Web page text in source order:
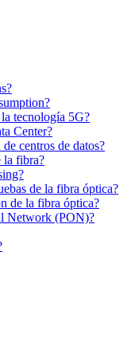
tecnología 5G?
Center?
centros de datos?
la fibra?
de la fibra óptica?
de la fibra óptica?
Network (PON)?